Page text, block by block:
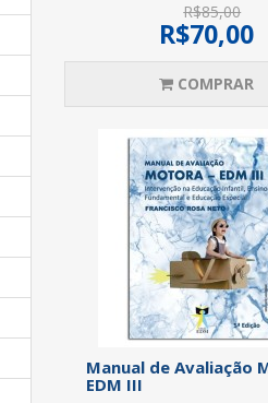
R$85,00
R$70,00
COMPRAR
Manual de Avaliação
EDM III